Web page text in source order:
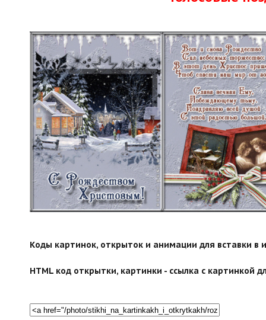
Коды картинок, открыток и анимации для вставки в
HTML код открытки, картинки - ссылка с картинкой